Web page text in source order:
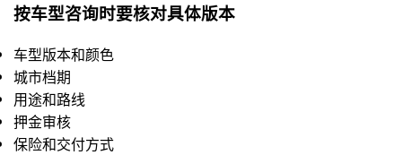
按车型咨询时要核对具体版本
车型版本和颜色
城市档期
用途和路线
押金审核
保险和交付方式